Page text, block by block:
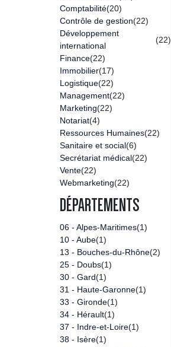
Comptabilité(20)
Contrôle de gestion(22)
Développement
international
(22)
Finance(22)
Immobilier(17)
Logistique(22)
Management(22)
Marketing(22)
Notariat(4)
Ressources Humaines(22)
Sanitaire et social(6)
Secrétariat médical(22)
Vente(22)
Webmarketing(22)
DÉPARTEMENTS
06 - Alpes-Maritimes(1)
10 - Aube(1)
13 - Bouches-du-Rhône(2)
25 - Doubs(1)
30 - Gard(1)
31 - Haute-Garonne(1)
33 - Gironde(1)
34 - Hérault(1)
37 - Indre-et-Loire(1)
38 - Isère(1)